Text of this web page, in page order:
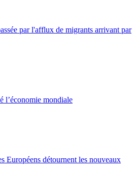
par l'afflux de migrants arrivant par
l’économie mondiale
Européens détournent les nouveaux